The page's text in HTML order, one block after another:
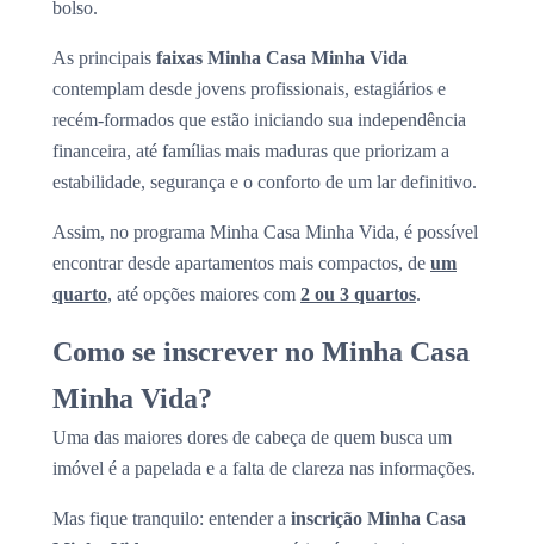
bolso.
As principais faixas Minha Casa Minha Vida
contemplam desde jovens profissionais, estagiários e
recém-formados que estão iniciando sua independência
financeira, até famílias mais maduras que priorizam a
estabilidade, segurança e o conforto de um lar definitivo.
Assim, no programa Minha Casa Minha Vida, é possível
encontrar desde apartamentos mais compactos, de um
quarto, até opções maiores com 2 ou 3 quartos.
Como se inscrever no Minha Casa
Minha Vida?
Uma das maiores dores de cabeça de quem busca um
imóvel é a papelada e a falta de clareza nas informações.
Mas fique tranquilo: entender a inscrição Minha Casa